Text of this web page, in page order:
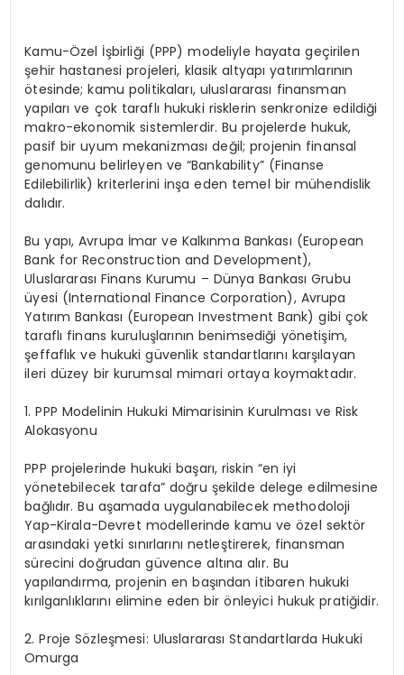
Kamu-Özel İşbirliği (PPP) modeliyle hayata geçirilen
şehir hastanesi projeleri, klasik altyapı yatırımlarının
ötesinde; kamu politikaları, uluslararası finansman
yapıları ve çok taraflı hukuki risklerin senkronize edildiği
makro-ekonomik sistemlerdir. Bu projelerde hukuk,
pasif bir uyum mekanizması değil; projenin finansal
genomunu belirleyen ve “Bankability” (Finanse
Edilebilirlik) kriterlerini inşa eden temel bir mühendislik
dalıdır.
Bu yapı, Avrupa İmar ve Kalkınma Bankası (European
Bank for Reconstruction and Development),
Uluslararası Finans Kurumu – Dünya Bankası Grubu
üyesi (International Finance Corporation), Avrupa
Yatırım Bankası (European Investment Bank) gibi çok
taraflı finans kuruluşlarının benimsediği yönetişim,
şeffaflık ve hukuki güvenlik standartlarını karşılayan
ileri düzey bir kurumsal mimari ortaya koymaktadır.
1. PPP Modelinin Hukuki Mimarisinin Kurulması ve Risk
Alokasyonu
PPP projelerinde hukuki başarı, riskin “en iyi
yönetebilecek tarafa” doğru şekilde delege edilmesine
bağlıdır. Bu aşamada uygulanabilecek methodoloji
Yap-Kirala-Devret modellerinde kamu ve özel sektör
arasındaki yetki sınırlarını netleştirerek, finansman
sürecini doğrudan güvence altına alır. Bu
yapılandırma, projenin en başından itibaren hukuki
kırılganlıklarını elimine eden bir önleyici hukuk pratiğidir.
2. Proje Sözleşmesi: Uluslararası Standartlarda Hukuki
Omurga